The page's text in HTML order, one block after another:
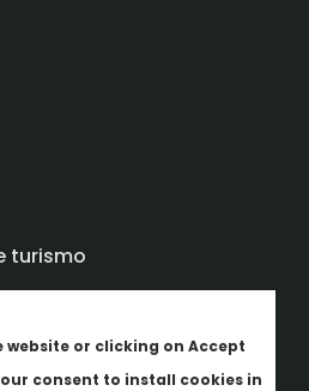
or clicking on Accept
consent to install cookies in
turismo